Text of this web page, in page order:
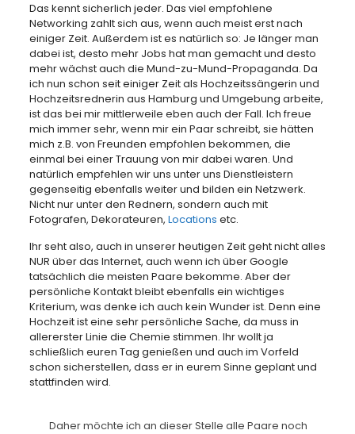
Das kennt sicherlich jeder. Das viel empfohlene
Networking zahlt sich aus, wenn auch meist erst nach
einiger Zeit. Außerdem ist es natürlich so: Je länger man
dabei ist, desto mehr Jobs hat man gemacht und desto
mehr wächst auch die Mund-zu-Mund-Propaganda. Da
ich nun schon seit einiger Zeit als Hochzeitssängerin und
Hochzeitsrednerin aus Hamburg und Umgebung arbeite,
ist das bei mir mittlerweile eben auch der Fall. Ich freue
mich immer sehr, wenn mir ein Paar schreibt, sie hätten
mich z.B. von Freunden empfohlen bekommen, die
einmal bei einer Trauung von mir dabei waren. Und
natürlich empfehlen wir uns unter uns Dienstleistern
gegenseitig ebenfalls weiter und bilden ein Netzwerk.
Nicht nur unter den Rednern, sondern auch mit
Fotografen, Dekorateuren, Locations etc.
Ihr seht also, auch in unserer heutigen Zeit geht nicht alles
NUR über das Internet, auch wenn ich über Google
tatsächlich die meisten Paare bekomme. Aber der
persönliche Kontakt bleibt ebenfalls ein wichtiges
Kriterium, was denke ich auch kein Wunder ist. Denn eine
Hochzeit ist eine sehr persönliche Sache, da muss in
allererster Linie die Chemie stimmen. Ihr wollt ja
schließlich euren Tag genießen und auch im Vorfeld
schon sicherstellen, dass er in eurem Sinne geplant und
stattfinden wird.
Daher möchte ich an dieser Stelle alle Paare noch